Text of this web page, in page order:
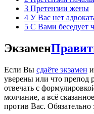
3 Претензии жены
4 У Вас нет
5 С Вами беседует
Экзамен
Если Вы сдаёте экзамен
уверены или что препод
отвечать с
молчание, а всё
против Вас.